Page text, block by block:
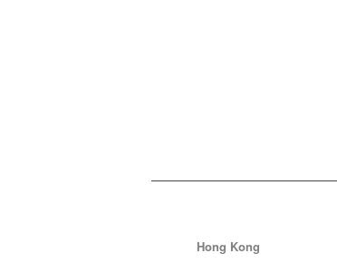
Hong Kong